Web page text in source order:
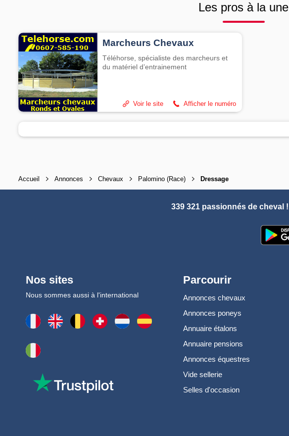
Les pros à la une
Marcheurs Chevaux
Téléhorse, spécialiste des marcheurs et
du matériel d’entrainement
Afficher le numéro
Voir le site
Accueil Annonces Chevaux Palomino (Race) Dressage
339 321 passionnés de cheval !
Nos sites
Nous sommes aussi à l'international
Parcourir
Annonces chevaux
Annonces poneys
Annuaire étalons
Annuaire pensions
Annonces équestres
Vide sellerie
Selles d'occasion